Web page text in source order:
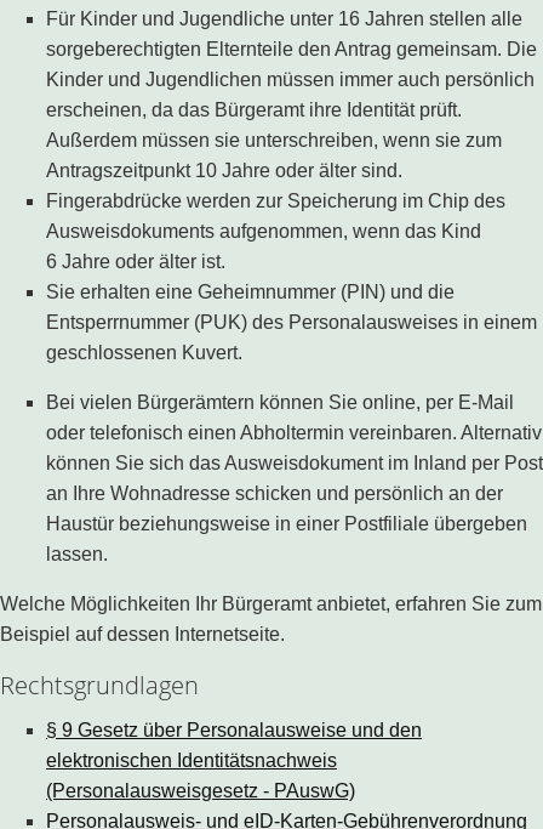
Für Kinder und Jugendliche unter 16 Jahren stellen alle
sorgeberechtigten Elternteile den Antrag gemeinsam. Die
Kinder und Jugendlichen müssen immer auch persönlich
erscheinen, da das Bürgeramt ihre Identität prüft.
Außerdem müssen sie unterschreiben, wenn sie zum
Antragszeitpunkt 10 Jahre oder älter sind.
Fingerabdrücke werden zur Speicherung im Chip des
Ausweisdokuments aufgenommen, wenn das Kind
6 Jahre oder älter ist.
Sie erhalten eine Geheimnummer (PIN) und die
Entsperrnummer (PUK) des Personalausweises in einem
geschlossenen Kuvert.
Bei vielen Bürgerämtern können Sie online, per E-Mail
oder telefonisch einen Abholtermin vereinbaren. Alternativ
können Sie sich das Ausweisdokument im Inland per Post
an Ihre Wohnadresse schicken und persönlich an der
Haustür beziehungsweise in einer Postfiliale übergeben
lassen.
Welche Möglichkeiten Ihr Bürgeramt anbietet, erfahren Sie zum
Beispiel auf dessen Internetseite.
Rechtsgrundlagen
§ 9 Gesetz über Personalausweise und den
elektronischen Identitätsnachweis
(Personalausweisgesetz - PAuswG)
Personalausweis- und eID-Karten-Gebührenverordnung